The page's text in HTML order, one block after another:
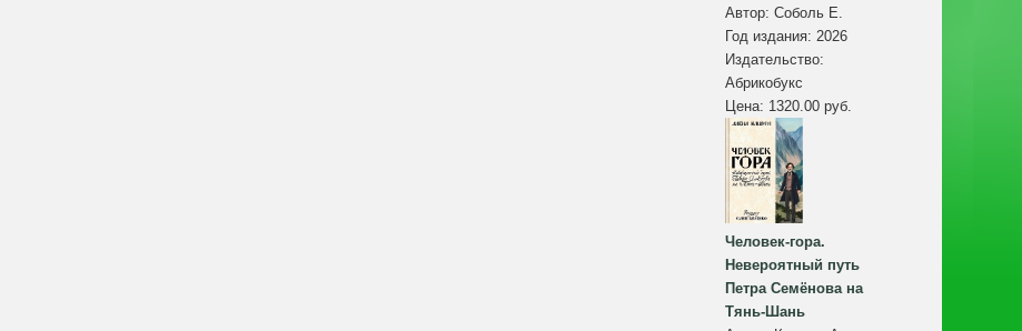
Автор: Соболь Е.
Год издания: 2026
Издательство:
Абрикобукс
Цена: 1320.00 руб.
Человек-гора.
Невероятный путь
Петра Семёнова на
Тянь-Шань